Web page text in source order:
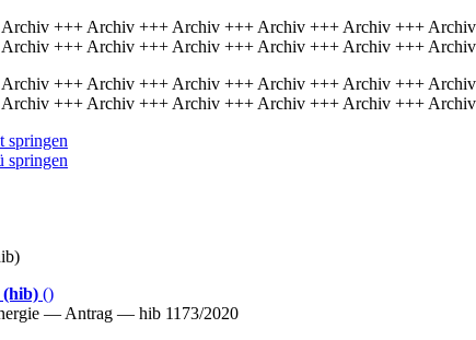
+++ Archiv +++ Archiv +++ Archiv +++ Archiv +++
+++ Archiv +++ Archiv +++ Archiv +++ Archiv +++
+++ Archiv +++ Archiv +++ Archiv +++ Archiv +++
+++ Archiv +++ Archiv +++ Archiv +++ Archiv +++
springen
springen
(hib) ()
— Antrag — hib 1173/2020